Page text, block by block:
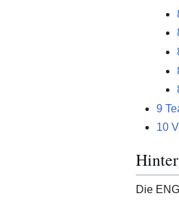
9
10
Die